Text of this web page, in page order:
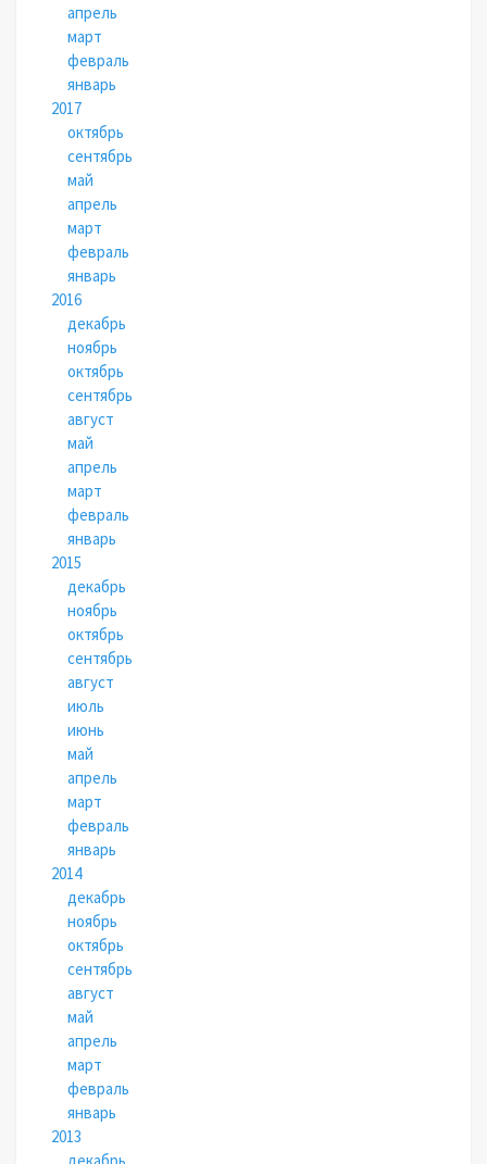
апрель
март
февраль
январь
2017
октябрь
сентябрь
май
апрель
март
февраль
январь
2016
декабрь
ноябрь
октябрь
сентябрь
август
май
апрель
март
февраль
январь
2015
декабрь
ноябрь
октябрь
сентябрь
август
июль
июнь
май
апрель
март
февраль
январь
2014
декабрь
ноябрь
октябрь
сентябрь
август
май
апрель
март
февраль
январь
2013